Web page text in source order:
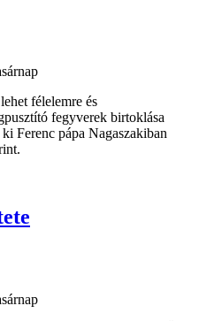
félelemre és
fegyverek birtoklása
Ferenc pápa Nagaszakiban